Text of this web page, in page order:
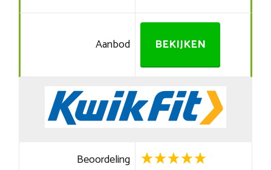
Aanbod BEKIJKEN
Beoordeling